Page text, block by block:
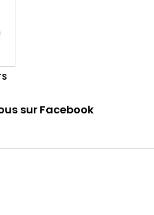
sur Facebook